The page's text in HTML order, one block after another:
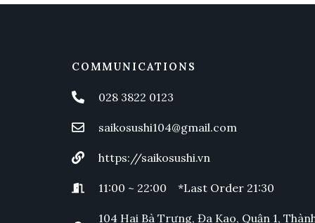
COMMUNICATIONS
028 3822 0123
saikosushi104@gmail.com
https://saikosushi.vn
11:00 ~ 22:00 *Last Order 21:30
104 Hai Bà Trưng, Đa Kao, Quận 1,